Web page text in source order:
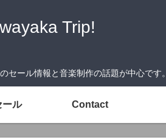
Trip!
セール情報と音楽制作の話題が中心です。
ール Contact